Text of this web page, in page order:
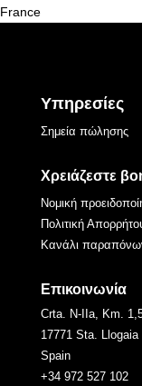
France
Υπηρεσίες
Σημεία πώλησης
Χρειάζεστε
Νομική
Πολιτική
Κανάλι
Επικοινωνία
Crta. N-IIa, Km.
17771 Sta. Llogaia
Spain
+34 972 527 102